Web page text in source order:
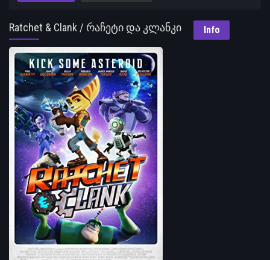
Ratchet & Clank / რაჩეტი და კლანკი Info